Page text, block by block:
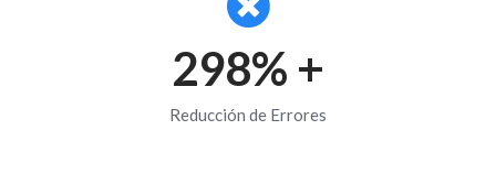
300% +
Reducción de Errores